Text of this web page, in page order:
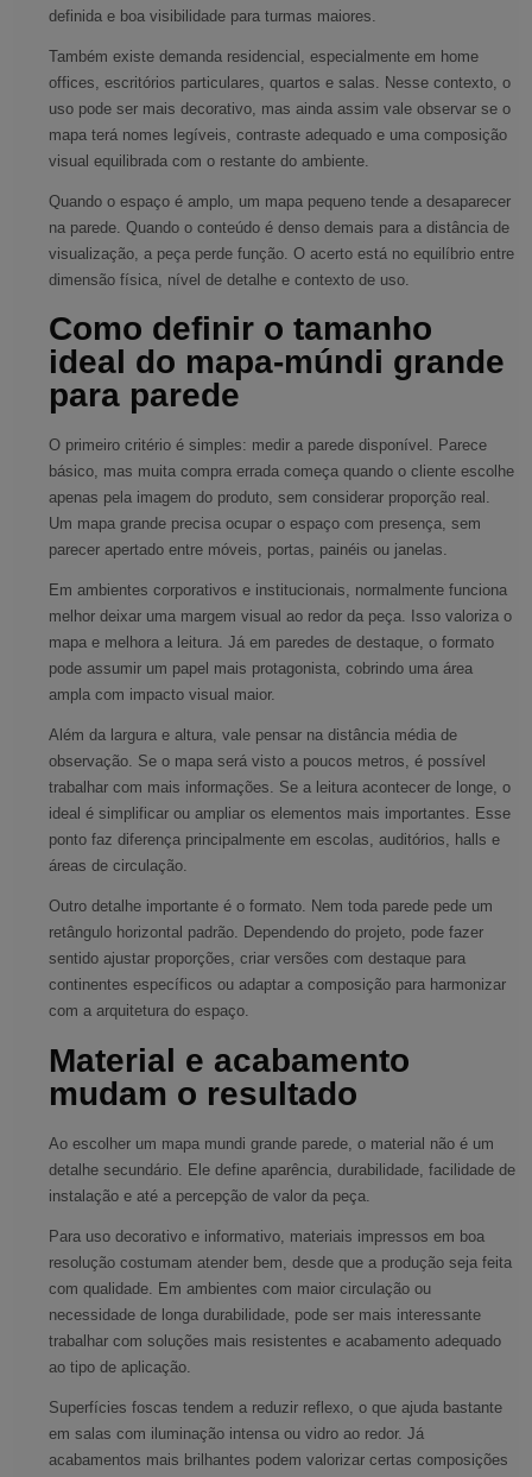
definida e boa visibilidade para turmas maiores.
Também existe demanda residencial, especialmente em home
offices, escritórios particulares, quartos e salas. Nesse contexto, o
uso pode ser mais decorativo, mas ainda assim vale observar se o
mapa terá nomes legíveis, contraste adequado e uma composição
visual equilibrada com o restante do ambiente.
Quando o espaço é amplo, um mapa pequeno tende a desaparecer
na parede. Quando o conteúdo é denso demais para a distância de
visualização, a peça perde função. O acerto está no equilíbrio entre
dimensão física, nível de detalhe e contexto de uso.
Como definir o tamanho
ideal do mapa-múndi grande
para parede
O primeiro critério é simples: medir a parede disponível. Parece
básico, mas muita compra errada começa quando o cliente escolhe
apenas pela imagem do produto, sem considerar proporção real.
Um mapa grande precisa ocupar o espaço com presença, sem
parecer apertado entre móveis, portas, painéis ou janelas.
Em ambientes corporativos e institucionais, normalmente funciona
melhor deixar uma margem visual ao redor da peça. Isso valoriza o
mapa e melhora a leitura. Já em paredes de destaque, o formato
pode assumir um papel mais protagonista, cobrindo uma área
ampla com impacto visual maior.
Além da largura e altura, vale pensar na distância média de
observação. Se o mapa será visto a poucos metros, é possível
trabalhar com mais informações. Se a leitura acontecer de longe, o
ideal é simplificar ou ampliar os elementos mais importantes. Esse
ponto faz diferença principalmente em escolas, auditórios, halls e
áreas de circulação.
Outro detalhe importante é o formato. Nem toda parede pede um
retângulo horizontal padrão. Dependendo do projeto, pode fazer
sentido ajustar proporções, criar versões com destaque para
continentes específicos ou adaptar a composição para harmonizar
com a arquitetura do espaço.
Material e acabamento
mudam o resultado
Ao escolher um mapa mundi grande parede, o material não é um
detalhe secundário. Ele define aparência, durabilidade, facilidade de
instalação e até a percepção de valor da peça.
Para uso decorativo e informativo, materiais impressos em boa
resolução costumam atender bem, desde que a produção seja feita
com qualidade. Em ambientes com maior circulação ou
necessidade de longa durabilidade, pode ser mais interessante
trabalhar com soluções mais resistentes e acabamento adequado
ao tipo de aplicação.
Superfícies foscas tendem a reduzir reflexo, o que ajuda bastante
em salas com iluminação intensa ou vidro ao redor. Já
acabamentos mais brilhantes podem valorizar certas composições